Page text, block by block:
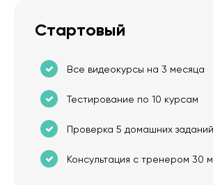
Стартовый
Все видеокурсы на 3 месяца
Тестирование по 10 курсам
Проверка 5 домашних заданий
Консультация с тренером 30